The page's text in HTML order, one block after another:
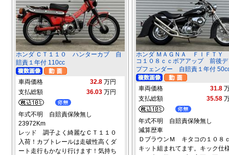
ホンダ ＣＴ１１０ ハンターカブ 自
賠責１年付 110cc
車両価格 32.8 万円
支払総額
36.03 万円
年式不明 自賠責保険無し
23972Km
レッド 調子よく綺麗なＣＴ１１０
入荷！カブトレールは走破性高くダ
ート走行もかなり行けます！気持ち
ホンダ ＭＡＧＮＡ ＦＩＦＴＹ
コ１０８ｃｃボアアップ 前後デ
プフェンダー 自賠責１年付
車両価格 31.8
支払総額
35.58
年式不明 自賠責保険無し
減算歴車
ＤブラウンＭ キタコの１０８
キット組まれてます。キック仕